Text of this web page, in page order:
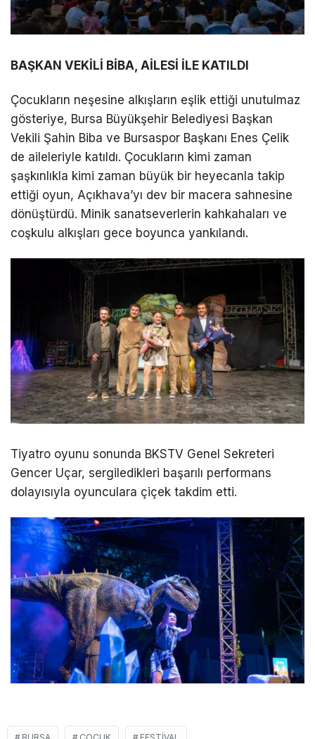
BAŞKAN VEKİLİ BİBA, AİLESİ İLE KATILDI
Çocukların neşesine alkışların eşlik ettiği unutulmaz
gösteriye, Bursa Büyükşehir Belediyesi Başkan
Vekili Şahin Biba ve Bursaspor Başkanı Enes Çelik
de aileleriyle katıldı. Çocukların kimi zaman
şaşkınlıkla kimi zaman büyük bir heyecanla takip
ettiği oyun, Açıkhava’yı dev bir macera sahnesine
dönüştürdü. Minik sanatseverlerin kahkahaları ve
coşkulu alkışları gece boyunca yankılandı.
Tiyatro oyunu sonunda BKSTV Genel Sekreteri
Gencer Uçar, sergiledikleri başarılı performans
dolayısıyla oyunculara çiçek takdim etti.